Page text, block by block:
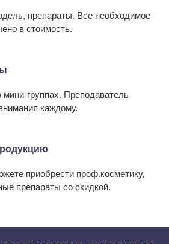
препараты. Все необходимое
в стоимость.
группах. Преподаватель
каждому.
приобрести проф.косметику,
препараты со скидкой.